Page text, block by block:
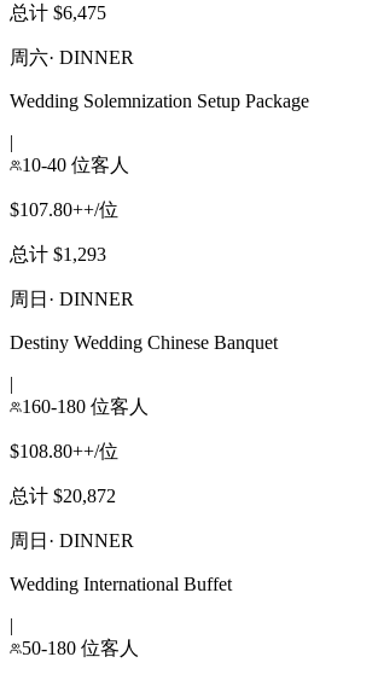
总计 $6,475
周六· DINNER
Wedding Solemnization Setup Package
|
10-40 位客人
$107.80++/位
总计 $1,293
周日 · DINNER
Destiny Wedding Chinese Banquet
|
160-180 位客人
$108.80++/位
总计 $20,872
周日 · DINNER
Wedding International Buffet
|
50-180 位客人